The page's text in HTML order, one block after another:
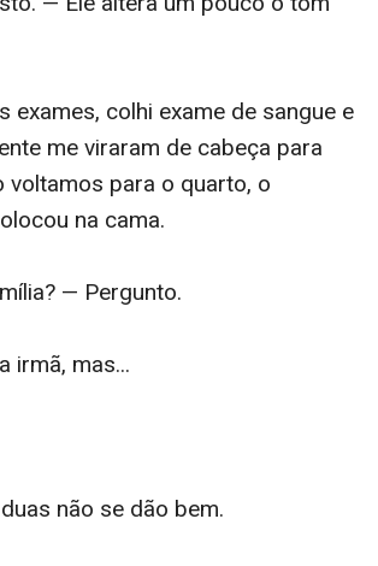
exames, colhi exame de sangue e
me viraram de cabeça para
voltamos para o quarto, o
na cama.
— Pergunto.
irmã, mas...
não se dão bem.